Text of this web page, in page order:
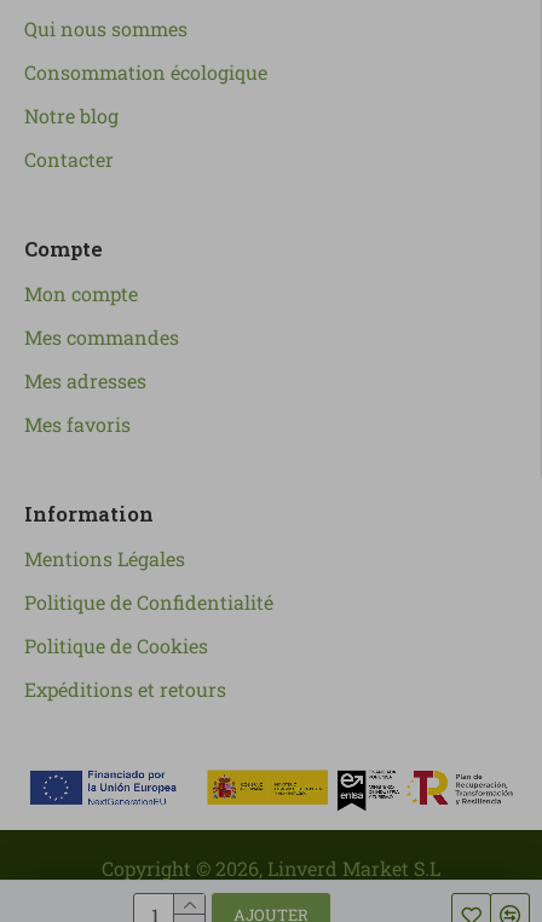
AJOUTER
Qui nous sommes
Consommation écologique
Notre blog
Contacter
Compte
Mon compte
Mes commandes
Mes adresses
Mes favoris
Information
Mentions Légales
Politique de Confidentialité
Politique de Cookies
Expéditions et retours
Copyright © 2026, Linverd Market S.L